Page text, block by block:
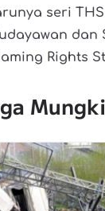
seri
dan
Rights